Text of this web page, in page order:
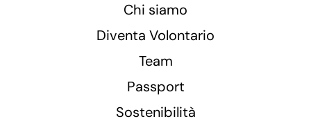
Chi siamo
Diventa Volontario
Team
Passport
Sostenibilità